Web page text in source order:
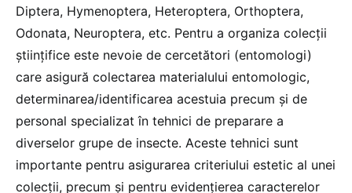
Diptera, Hymenoptera, Heteroptera, Orthoptera,
Odonata, Neuroptera, etc. Pentru a organiza colecții
științifice este nevoie de cercetători (entomologi)
care asigură colectarea materialului entomologic,
determinarea/identificarea acestuia precum și de
personal specializat în tehnici de preparare a
diverselor grupe de insecte. Aceste tehnici sunt
importante pentru asigurarea criteriului estetic al unei
colecții, precum și pentru evidențierea caracterelor